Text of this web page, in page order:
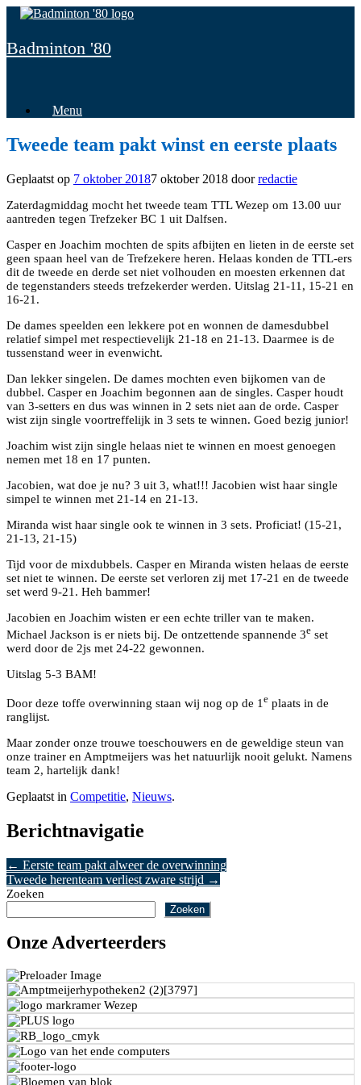
Spring
inhoud
Badminton '80
Menu
Tweede team pakt winst en eerste plaats
Geplaatst op 7 oktober 20187 oktober 2018 doorredactie
Zaterdagmiddag mocht het tweede team TTL Wezep om 13.00 uur
aantreden tegen Trefzeker BC 1 uit Dalfsen.
Casper en Joachim mochten de spits afbijten en lieten in de eerste set
geen spaan heel van de Trefzekere heren. Helaas konden de TTL-ers
dit de tweede en derde set niet volhouden en moesten erkennen dat
de tegenstanders steeds trefzekerder werden. Uitslag 21-11, 15-21 en
16-21.
De dames speelden een lekkere pot en wonnen de damesdubbel
relatief simpel met respectievelijk 21-18 en 21-13. Daarmee is de
tussenstand weer in evenwicht.
Dan lekker singelen. De dames mochten even bijkomen van de
dubbel. Casper en Joachim begonnen aan de singles. Casper houdt
van 3-setters en dus was winnen in 2 sets niet aan de orde. Casper
wist zijn single voortreffelijk in 3 sets te winnen. Goed bezig junior!
Joachim wist zijn single helaas niet te winnen en moest genoegen
nemen met 18 en 17 punten.
Jacobien, wat doe je nu? 3 uit 3, what!!! Jacobien wist haar single
simpel te winnen met 21-14 en 21-13.
Miranda wist haar single ook te winnen in 3 sets. Proficiat! (15-21,
21-13, 21-15)
Tijd voor de mixdubbels. Casper en Miranda wisten helaas de eerste
set niet te winnen. De eerste set verloren zij met 17-21 en de tweede
set werd 9-21. Heh bammer!
Jacobien en Joachim wisten er een echte triller van te maken.
Michael Jackson is er niets bij. De ontzettende spannende 3e set
werd door de 2js met 24-22 gewonnen.
Uitslag 5-3 BAM!
Door deze toffe overwinning staan wij nog op de 1 e plaats in de
ranglijst.
Maar zonder onze trouwe toeschouwers en de geweldige steun van
onze trainer en Amptmeijers was het natuurlijk nooit gelukt. Namens
team 2, hartelijk dank!
Geplaatst in Competitie, Nieuws.
Berichtnavigatie
← Eerste team pakt alweer de overwinning
Tweede herenteam verliest zware strijd →
Zoeken
Zoeken
Onze Adverteerders